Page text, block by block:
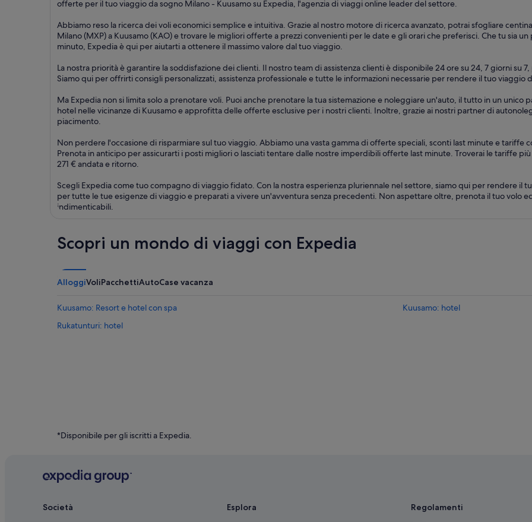
offerte per il tuo viaggio da sogno Milano - Kuusamo su Expedia, l'agenzia di viaggi online leader del settore.
Abbiamo reso la ricerca dei voli economici semplice e intuitiva. Grazie al nostro motore di ricerca avanzato, potrai sfogliare
Milano (MXP) a Kuusamo (KAO) e trovare le migliori offerte a prezzi convenienti per le date e gli orari che preferisci. Che tu sia
minuto, Expedia è qui per aiutarti a ottenere il massimo valore dal tuo viaggio.
La nostra priorità è garantire la soddisfazione dei clienti. Il nostro team di assistenza clienti è disponibile 24 ore su 24, 7 giorni
Siamo qui per offrirti consigli personalizzati, assistenza professionale e tutte le informazioni necessarie per rendere il tuo viaggio
Ma Expedia non si limita solo a prenotare voli. Puoi anche prenotare la tua sistemazione e noleggiare un'auto, il tutto in un unico
hotel nelle vicinanze di Kuusamo e approfitta delle offerte esclusive per i nostri clienti. Inoltre, grazie ai nostri partner di
piacimento.
Non perdere l'occasione di risparmiare sul tuo viaggio. Abbiamo una vasta gamma di offerte speciali, sconti last minute e tariffe
Prenota in anticipo per assicurarti i posti migliori o lasciati tentare dalle nostre imperdibili offerte last minute. Troverai le tariffe
271 € andata e ritorno.
Scegli Expedia come tuo compagno di viaggio fidato. Con la nostra esperienza pluriennale nel settore, siamo qui per rendere il
per tutte le tue esigenze di viaggio e preparati a vivere un'avventura senza precedenti. Non aspettare oltre, prenota il tuo volo
indimenticabili.
Scopri un mondo di viaggi con Expedia
AlloggiVoliPacchettiAutoCase vacanza
Kuusamo: Resort e hotel con spa
Kuusamo: hotel
Rukatunturi: hotel
*Disponibile per gli iscritti a Expedia.
Società Esplora Regolamenti